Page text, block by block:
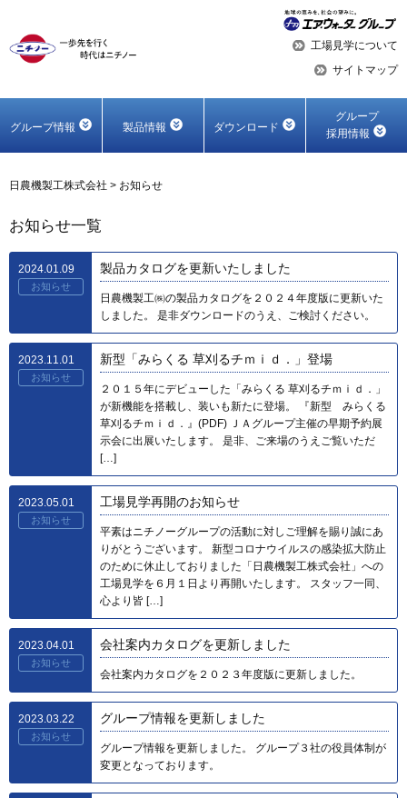
工場見学について
サイトマップ
グループ情報 製品情報 ダウンロード
グループ
採用情報
日農機製工株式会社 > お知らせ
お知らせ一覧
2024.01.09
お知らせ
製品カタログを更新いたしました
日農機製工㈱の製品カタログを２０２４年度版に更新いた
しました。 是非ダウンロードのうえ、ご検討ください。
2023.11.01
お知らせ
新型「みらくる 草刈るチｍｉｄ．」登場
２０１５年にデビューした「みらくる 草刈るチｍｉｄ．」
が新機能を搭載し、装いも新たに登場。 『新型 みらくる
草刈るチｍｉｄ．』(PDF) ＪＡグループ主催の早期予約展
示会に出展いたします。 是非、ご来場のうえご覧いただ
[…]
2023.05.01
お知らせ
工場見学再開のお知らせ
平素はニチノーグループの活動に対しご理解を賜り誠にあ
りがとうございます。 新型コロナウイルスの感染拡大防止
のために休止しておりました「日農機製工株式会社」への
工場見学を６月１日より再開いたします。 スタッフ一同、
心より皆 […]
2023.04.01
お知らせ
会社案内カタログを更新しました
会社案内カタログを２０２３年度版に更新しました。
2023.03.22
お知らせ
グループ情報を更新しました
グループ情報を更新しました。 グループ３社の役員体制が
変更となっております。